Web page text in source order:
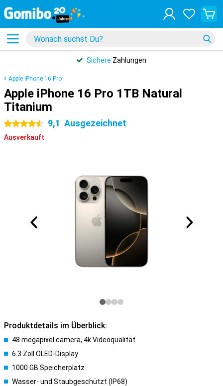
Sichere Zahlungen
Apple iPhone 16 Pro
Apple iPhone 16 Pro 1TB Natural
Titanium
4.5 Sterne 9,1 Ausgezeichnet
Ausverkauft
Produktdetails im Überblick:
48 megapixel camera, 4k Videoqualität
6.3 Zoll OLED-Display
1000 GB Speicherplatz
Wasser- und Staubgeschützt (IP68)